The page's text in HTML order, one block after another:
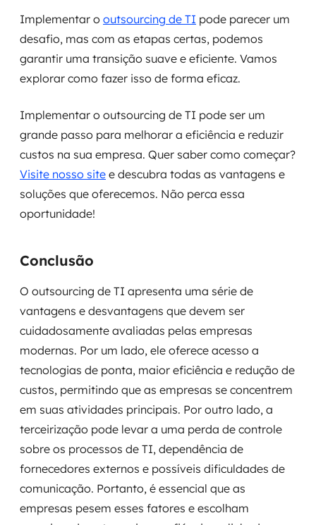
Implementar o outsourcing de TI pode parecer um
desafio, mas com as etapas certas, podemos
garantir uma transição suave e eficiente. Vamos
explorar como fazer isso de forma eficaz.
Implementar o outsourcing de TI pode ser um
grande passo para melhorar a eficiência e reduzir
custos na sua empresa. Quer saber como começar?
Visite nosso site e descubra todas as vantagens e
soluções que oferecemos. Não perca essa
oportunidade!
Conclusão
O outsourcing de TI apresenta uma série de
vantagens e desvantagens que devem ser
cuidadosamente avaliadas pelas empresas
modernas. Por um lado, ele oferece acesso a
tecnologias de ponta, maior eficiência e redução de
custos, permitindo que as empresas se concentrem
em suas atividades principais. Por outro lado, a
terceirização pode levar a uma perda de controle
sobre os processos de TI, dependência de
fornecedores externos e possíveis dificuldades de
comunicação. Portanto, é essencial que as
empresas pesem esses fatores e escolham